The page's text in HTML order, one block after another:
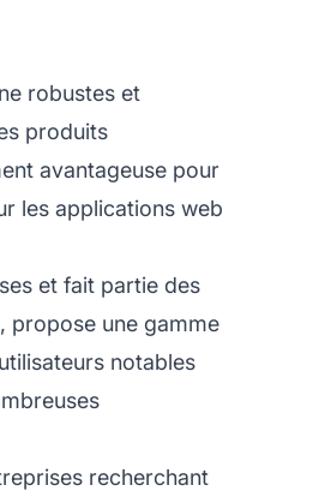
robustes et
produits
avantageuse pour
les applications web
et fait partie des
propose une gamme
notables
recherchant